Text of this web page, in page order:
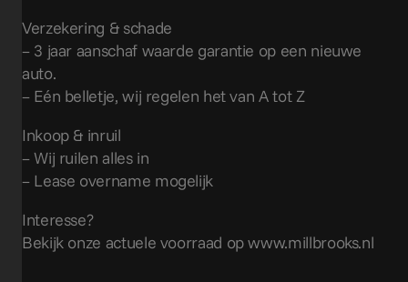
Verzekering & schade
– 3 jaar aanschaf waarde garantie op een nieuwe
auto.
– Eén belletje, wij regelen het van A tot Z
Inkoop & inruil
– Wij ruilen alles in
– Lease overname mogelijk
Interesse?
Bekijk onze actuele voorraad op www.millbrooks.nl